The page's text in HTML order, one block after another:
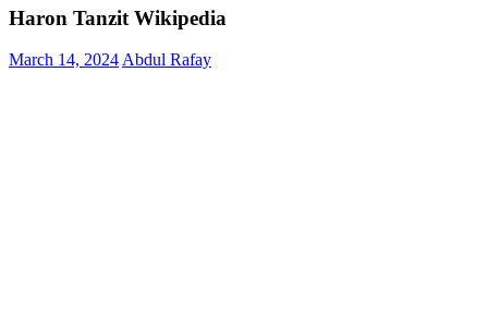
Haron Tanzit Wikipedia
March 14, 2024Abdul Rafay